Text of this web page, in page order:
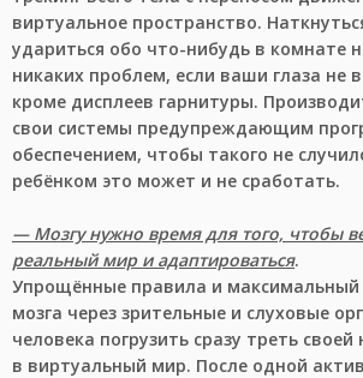
виртуальное пространство.
удариться обо что-нибудь в комнате
никаких проблем, если ваши глаза не
кроме дисплеев гарнитуры.
свои системы предупреждающим
обеспечением, чтобы такого не
ребёнком это может и не сработать.
— Мозгу нужно время для того, чтобы
реальный мир и адаптироваться.
Упрощённые правила и
мозга через зрительные и слуховые
человека погрузить сразу треть
в виртуальный мир. После одной